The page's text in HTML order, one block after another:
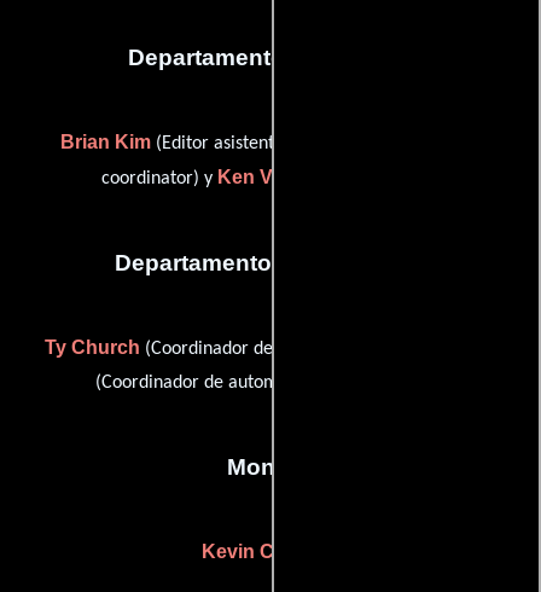
Departamento de editorial
Brian Kim (Editor asistente),
coordinator) y Ken Van Deest
Departamento de transporte
Ty Church (Coordinador de transporte) y
(Coordinador de automóviles (sin acreditar))
Montaje
Kevin Casey